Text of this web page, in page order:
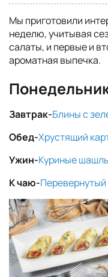
Мы приготовили
неделю, учитывая
салаты, и первые и
ароматная выпечка.
Завтрак-Блины с
Обед-Хрустящий
Ужин-Куриные
К чаю-